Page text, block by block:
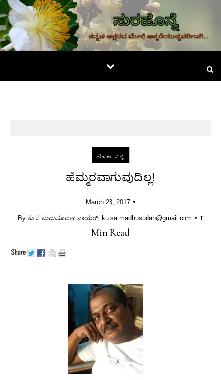
Skip to content
ಬೆಳಕು-ಬಳ್ಳಿ
ಹೆಮ್ಮರವಾಗುವುದಿಲ್ಲ!
March 23, 2017 •
By ಕು.ಸ.ಮಧುಸೂದನ್ ನಾಯರ್, ku.sa.madhusudan@gmail.com • 1
Min Read